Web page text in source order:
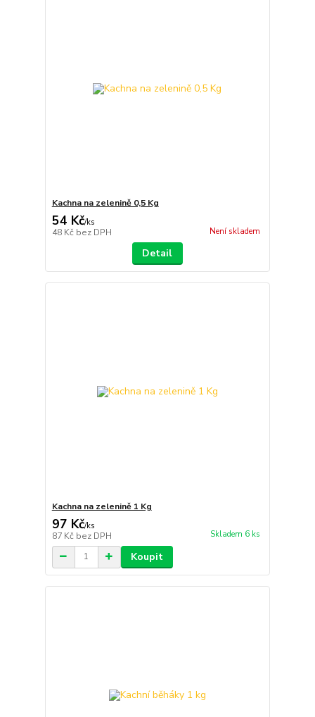
Kachna na zelenině 0,5 Kg
54 Kč/ks
48 Kč bez DPH Není skladem
Detail
Kachna na zelenině 1 Kg
97 Kč/ks
87 Kč bez DPH Skladem 6 ks
Koupit